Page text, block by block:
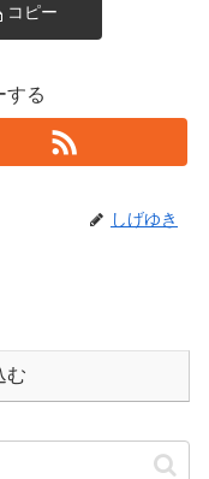
コピー
する
しげゆき
む